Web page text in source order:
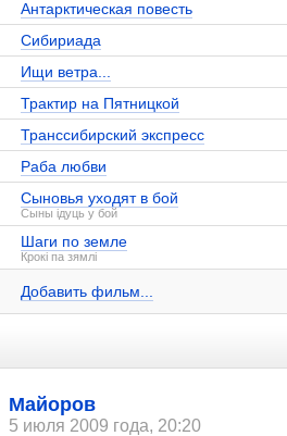
Антарктическая повесть
Сибириада
Ищи ветра...
Трактир на Пятницкой
Транссибирский экспресс
Раба любви
Сыновья уходят в бой
Сыны ідуць у бой
Шаги по земле
Крокі па зямлі
Добавить фильм...
на сайте Кино-Театр.ru
Майоров
5 июля 2009 года, 20:20